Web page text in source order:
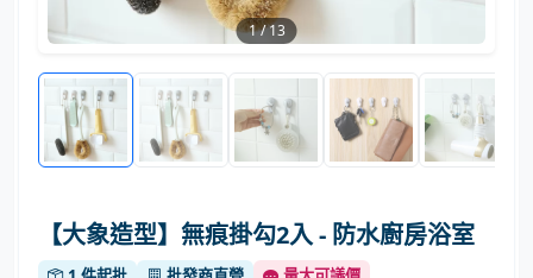
1/13
【大象造型】無痕掛勾2入 - 防水廚房浴室